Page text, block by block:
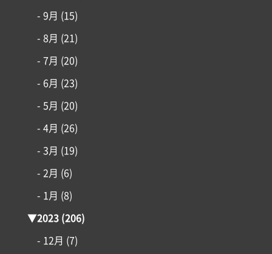
- 9月 (15)
- 8月 (21)
- 7月 (20)
- 6月 (23)
- 5月 (20)
- 4月 (26)
- 3月 (19)
- 2月 (6)
- 1月 (8)
▼2023(206)
- 12月 (7)